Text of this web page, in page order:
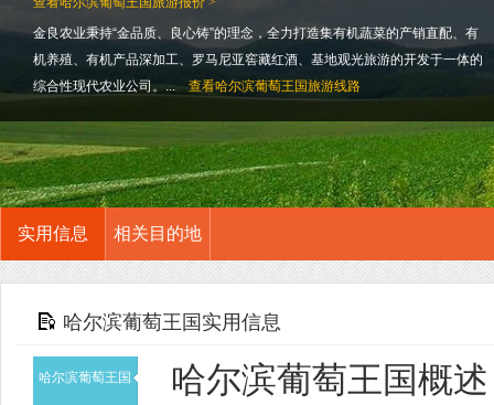
金良农业秉持“金品质、良心铸”的理念，全力打造集有机蔬菜的产销直配、有
机养殖、有机产品深加工、罗马尼亚窖藏红酒、基地观光旅游的开发于一体的
综合性现代农业公司。...
查看哈尔滨葡萄王国旅游线路
实用信息 相关目的地
哈尔滨葡萄王国实用信息
哈尔滨葡萄王国 哈尔滨葡萄王国概述